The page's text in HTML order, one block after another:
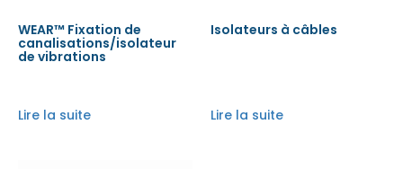
WEAR™ Fixation de
canalisations/isolateur
de vibrations
Lire la suite
Isolateurs à câbles
Lire la suite